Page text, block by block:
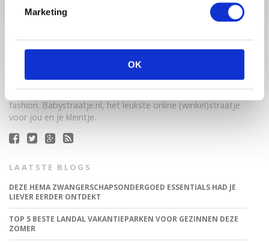
Marketing
OK
jonge moeders. Een online ontmoetingsplek vol
inspirerende blogs en handige artikelen op het gebied van
zwangerschap, moederschap, babyproducten, lifestyle en
fashion. Babystraatje.nl, het leukste online (winkel)straatje
voor jou en je kleintje.
LAATSTE BLOGS
DEZE HEMA ZWANGERSCHAPSONDERGOED ESSENTIALS HAD JE
LIEVER EERDER ONTDEKT
TOP 5 BESTE LANDAL VAKANTIEPARKEN VOOR GEZINNEN DEZE
ZOMER